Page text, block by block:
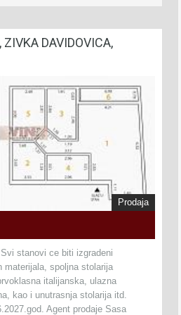
DAVIDOVICA,
Prodaja
stanovi ce biti izgradeni
materijala, spoljna stolarija
italijanska, ulazna
kao i unutrasnja stolarija itd.
Agent prodaje Sasa